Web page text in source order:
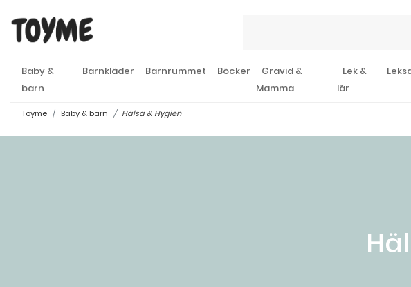
Baby &
barn
Barnkläder Barnrummet Böcker
Gravid &
Mamma
Lek &
lär
Toyme Baby & barn Hälsa & Hygien